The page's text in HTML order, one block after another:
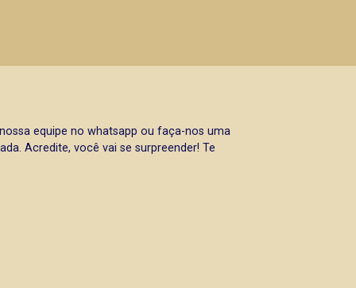
equipe no whatsapp ou faça-nos uma
Acredite, você vai se surpreender! Te